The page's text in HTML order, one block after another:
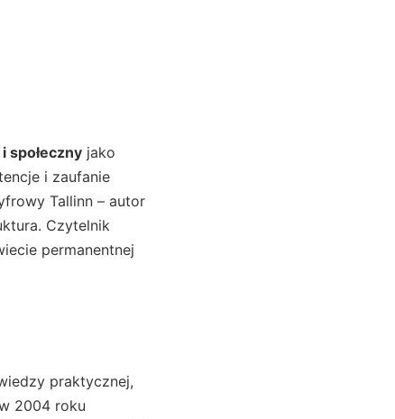
społeczny jako
i zaufanie
Tallinn – autor
Czytelnik
permanentnej
praktycznej,
2004 roku